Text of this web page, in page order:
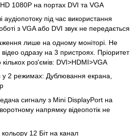
1080P на портах DVI та VGA
аудіопотоку під час використання
з VGA або DVI звук не передається
лише на одному моніторі. Не
одразу на 3 пристроях. Пріоритет
роз'ємів: DVI>HDMI>VGA
у 2 режимах: Дублювання екрана,
сигналу з Mini DisplayPort на
напрямку відеопотік не
12 Біт на канал